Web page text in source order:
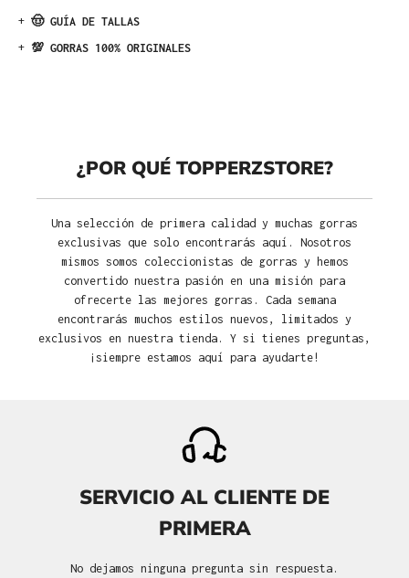
+ 🤠 GUÍA DE TALLAS
+ 💯 GORRAS 100% ORIGINALES
¿POR QUÉ TOPPERZSTORE?
Una selección de primera calidad y muchas gorras
exclusivas que solo encontrarás aquí. Nosotros
mismos somos coleccionistas de gorras y hemos
convertido nuestra pasión en una misión para
ofrecerte las mejores gorras. Cada semana
encontrarás muchos estilos nuevos, limitados y
exclusivos en nuestra tienda. Y si tienes preguntas,
¡siempre estamos aquí para ayudarte!
SERVICIO AL CLIENTE DE
PRIMERA
No dejamos ninguna pregunta sin respuesta.